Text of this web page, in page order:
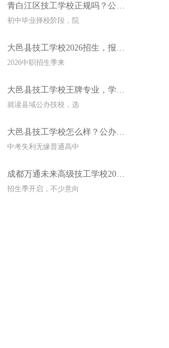
初中毕业择校阶段，院
2026中职招生季来
就读县域公办技校，选
中考失利无缘普通高中
招生季开启，不少意向